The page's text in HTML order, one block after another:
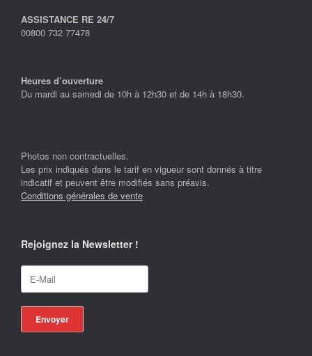
ASSISTANCE RE 24/7
00800 732 77478
Heures d’ouverture
Du mardi au samedi de 10h à 12h30 et de 14h à 18h30.
Photos non contractuelles.
Les prix indiqués dans le tarif en vigueur sont donnés à titre
indicatif et peuvent être modifiés sans préavis.
Conditions générales de vente
Rejoignez la Newsletter !